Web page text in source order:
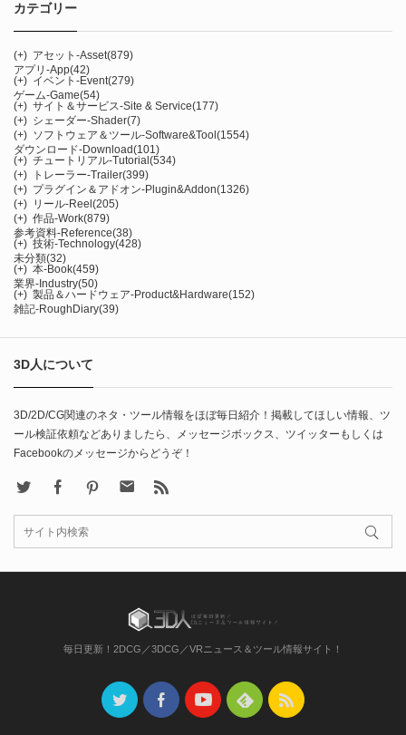
カテゴリー
(+) アセット-Asset(879)
アプリ-App(42)
(+) イベント-Event(279)
ゲーム-Game(54)
(+) サイト＆サービス-Site & Service(177)
(+) シェーダー-Shader(7)
(+) ソフトウェア＆ツール-Software&Tool (1554)
ダウンロード-Download(101)
(+) チュートリアル-Tutorial (534)
(+)
トレーラー-Trailer(399)
(+) プラグイン＆アドオン-Plugin&Addon(1326)
(+) リール-Reel (205)
(+) 作品-Work(879)
参考資料-Reference(38)
(+) 技術-Technology(428)
未分類(32)
(+) 本-Book(459)
業界-Industry(50)
(+) 製品＆ハードウェア-Product&Hardware(152)
雑記-RoughDiary(39)
3D人について
3D/2D/CG関連のネタ・ツール情報をほぼ毎日紹介！掲載してほしい情報、ツ
ール検証依頼などありましたら、メッセージボックス、ツイッターもしくは
Facebookのメッセージからどうぞ！
FacebookPinterest Contact
毎日更新！2DCG／3DCG／VRニュース＆ツール情報サイト！